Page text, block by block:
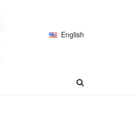
English